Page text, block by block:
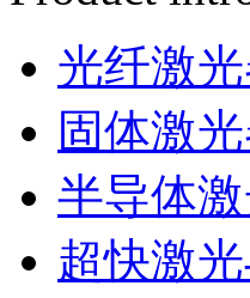
光纤激
固体激
半导体
超快激